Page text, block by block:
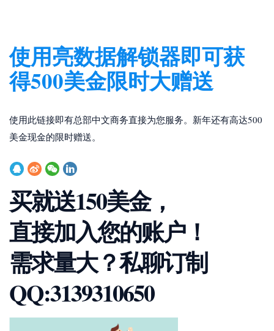
使用亮数据解锁器即可获
得500美金限时大赠送
使用此链接即有总部中文商务直接为您服务。新年还有高达500
美金现金的限时赠送。
买就送150美金，
直接加入您的账户！
需求量大？私聊订制
QQ:3139310650